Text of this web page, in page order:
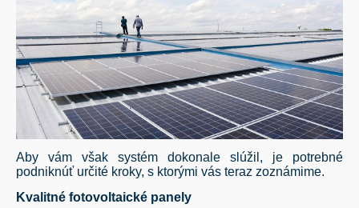
Aby vám však systém dokonale slúžil, je potrebné
podniknúť určité kroky, s ktorými vás teraz zoznámime.
Kvalitné fotovoltaické panely